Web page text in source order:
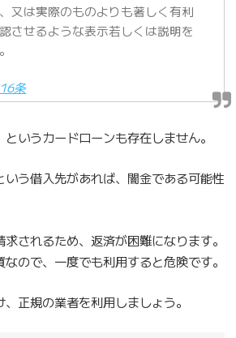
又は実際のものよりも著しく有利
させるような表示若しくは説明を
条
いうカードローンも存在しません。
いう借入先があれば、闇金である可能性
されるため、返済が困難になります。
ので、一度でも利用すると危険です。
正規の業者を利用しましょう。